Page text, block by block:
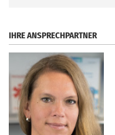
IHRE ANSPRECHPARTNER